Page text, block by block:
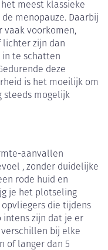
meest klassieke
menopauze. Daarbij
vaak voorkomen,
lichter zijn dan
in te schatten
deze
is het moeilijk om
steeds mogelijk
aanvallen
, zonder duidelijke
rode huid en
je het plotseling
die tijdens
intens zijn dat je er
bij elke
of langer dan 5